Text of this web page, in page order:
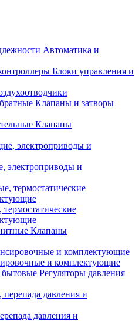
Автоматика и
Блоки управления и
Клапаны и затворы
Клапаны
электроприводы и
Клапаны
и комплектующие
Регуляторы давления
давления и